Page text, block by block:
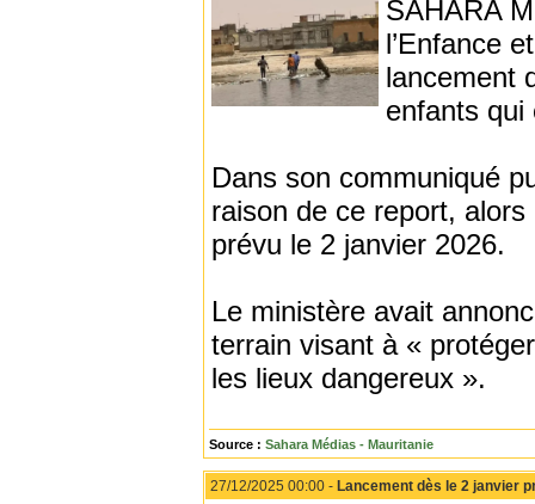
SAHARA
l’Enfance
lancement
enfants qui
Dans son communiqué
raison de ce report,
prévu le 2 janvier 2026.
Le ministère avait
terrain visant à «
les lieux dangereux ».
Source : Sahara Médias - Mauritanie
27/12/2025 00:00 - Lancement dès le 2 janvier